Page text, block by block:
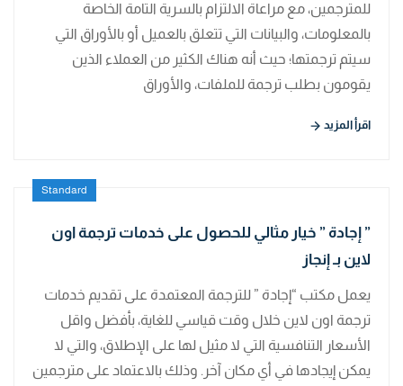
للمترجمين، مع مراعاة الالتزام بالسرية التامة الخاصة
بالمعلومات، والبيانات التي تتعلق بالعميل أو بالأوراق التي
سيتم ترجمتها؛ حيث أنه هناك الكثير من العملاء الذين
يقومون بطلب ترجمة للملفات، والأوراق
اقرأ المزيد
Standard
” إجادة ” خيار مثالي للحصول على خدمات ترجمة اون
لاين بـ إنجاز
يعمل مكتب “إجادة ” للترجمة المعتمدة على تقديم خدمات
ترجمة اون لاين خلال وقت قياسي للغاية، بأفضل واقل
الأسعار التنافسية التي لا مثيل لها على الإطلاق، والتي لا
يمكن إيجادها في أي مكان آخر. وذلك بالاعتماد على مترجمين